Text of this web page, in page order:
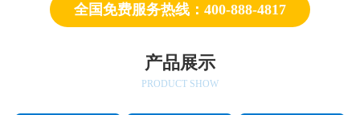
全国免费服务热线：400-888-4817
产品展示
PRODUCT SHOW